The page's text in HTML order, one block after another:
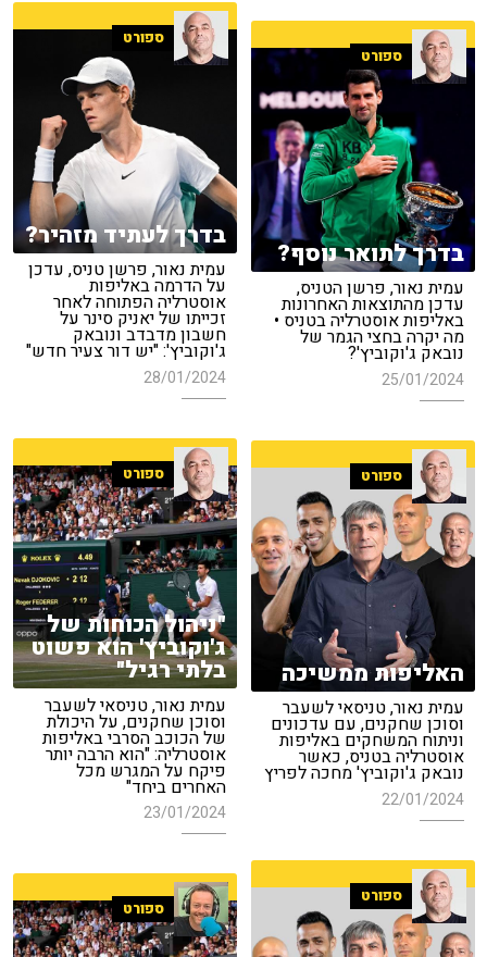
ספורט
בדרך לעתיד מזהיר?
עמית נאור, פרשן טניס, עדכן
על הדרמה באליפות
אוסטרליה הפתוחה לאחר
זכייתו של יאניק סינר על
חשבון מדבדב ונובאק
ג'וקוביץ': "יש דור צעיר חדש"
28/01/2024
ספורט
בדרך לתואר נוסף?
עמית נאור, פרשן הטניס,
עדכן מהתוצאות האחרונות
באליפות אוסטרליה בטניס •
מה יקרה בחצי הגמר של
נובאק ג'וקוביץ'?
25/01/2024
ספורט
"ניהול הכוחות של
ג'וקוביץ' הוא פשוט
בלתי רגיל"
עמית נאור, טניסאי לשעבר
וסוכן שחקנים, על היכולת
של הכוכב הסרבי באליפות
אוסטרליה: "הוא הרבה יותר
פיקח על המגרש מכל
האחרים ביחד"
23/01/2024
ספורט
האליפות ממשיכה
עמית נאור, טניסאי לשעבר
וסוכן שחקנים, עם עדכונים
וניתוח המשחקים באליפות
אוסטרליה בטניס, כאשר
נובאק ג'וקוביץ' מחכה לפריץ
22/01/2024
ספורט
ספורט